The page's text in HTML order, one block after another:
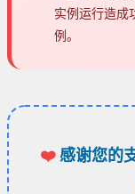
实例运行造成
例。
❤️感谢您的